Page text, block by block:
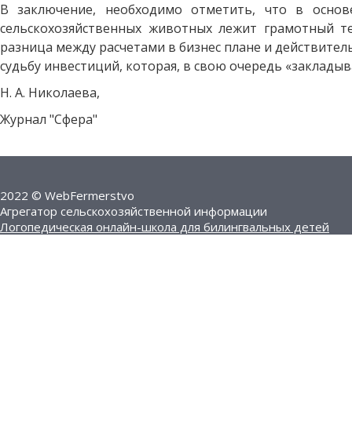
В заключение, необходимо отметить, что в
сельскохозяйственных животных лежит грамотный
разница между расчетами в бизнес плане и
судьбу инвестиций, которая, в свою очередь
Н. А. Николаева,
Журнал "Сфера"
2022 © WebFermerstvo
Агрегатор сельскохозяйственной информации
Логопедическая онлайн-школа для билингвальных детей